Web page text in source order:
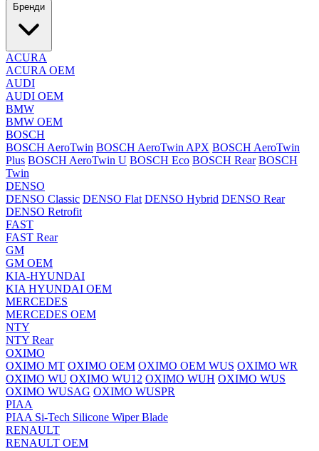
Бренди
ACURA
ACURA OEM
AUDI
AUDI OEM
BMW
BMW OEM
BOSCH
BOSCH AeroTwin BOSCH AeroTwin APX BOSCH AeroTwin
Plus BOSCH AeroTwin U BOSCH Eco BOSCH Rear BOSCH
Twin
DENSO
DENSO Classic DENSO Flat DENSO Hybrid DENSO Rear
DENSO Retrofit
FAST
FAST Rear
GM
GM OEM
KIA-HYUNDAI
KIA HYUNDAI OEM
MERCEDES
MERCEDES OEM
NTY
NTY Rear
OXIMO
OXIMO MT OXIMO OEM OXIMO OEM WUS OXIMO WR
OXIMO WU OXIMO WU12 OXIMO WUH OXIMO WUS
OXIMO WUSAG OXIMO WUSPR
PIAA
PIAA Si-Tech Silicone Wiper Blade
RENAULT
RENAULT OEM